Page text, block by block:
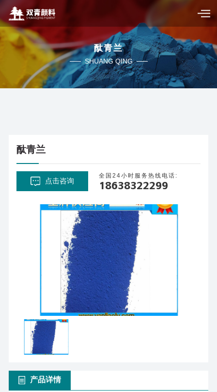
酞青兰
SHUANG QING
酞青兰
点击咨询
全国24小时服务热线电话:
18638322299
产品详情